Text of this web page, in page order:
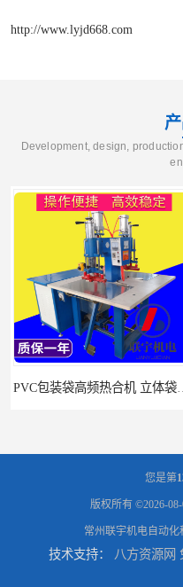
http://www.lyjd668.com
Development, design,
您是第
版权所有 ©2026-
常州联宇机电自动化
技术支持： 八方资源网